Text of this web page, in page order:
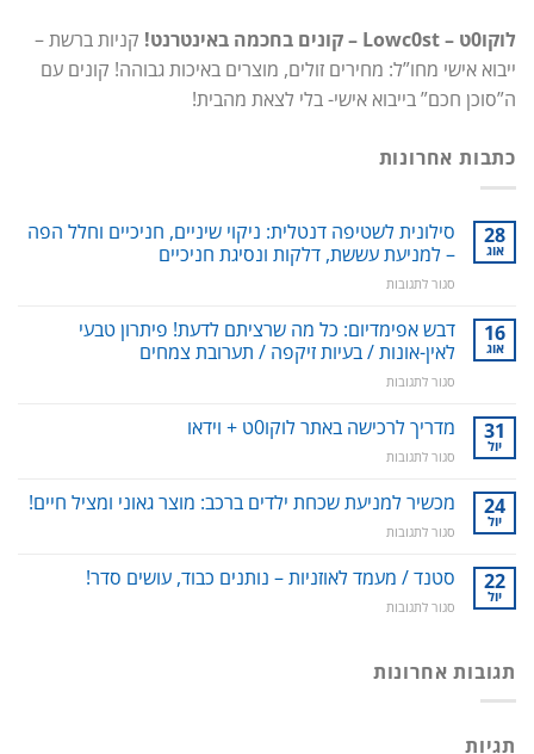
לוקו0ט – Lowc0st – קונים בחכמה באינטרנט!
קניות ברשת –
ייבוא אישי מחו”ל: מחירים זולים, מוצרים באיכות גבוהה! קונים עם
ה”סוכן חכם” בייבוא אישי- בלי לצאת מהבית!
כתבות אחרונות
28
אוג
סילונית לשטיפה דנטלית: ניקוי שיניים, חניכיים וחלל הפה
– למניעת עששת, דלקות ונסיגת חניכיים
סגור לתגובותעל
לשטיפה
דנטלית:
ניקוי
שיניים,
וחלל
–
עששת,
דלקות
16
אוג
דבש אפימדיום: כל מה שרציתם לדעת! פיתרון טבעי
לאין-אונות / בעיות זיקפה / תערובת צמחים
סגור לתגובותעל
אפימדיום:
כל
מה
לדעת!
טבעי
/
בעיות
תערובת
צמחים
31
יול
מדריך לרכישה באתר לוקו0ט + וידאו
סגור לתגובותעל
לרכישה
באתר
וידאו
24
יול
מכשיר למניעת שכחת ילדים ברכב: מוצר גאוני ומציל חיים!
סגור לתגובותעל
למניעת
שכחת
ילדים
גאוני
22
יול
סטנד / מעמד לאוזניות – נותנים כבוד, עושים סדר!
סגור לתגובותעל
מעמדתגובות אחרונות
תגיות